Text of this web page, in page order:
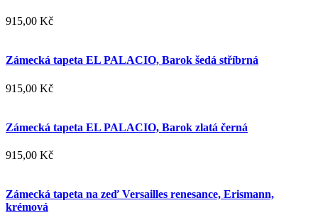
915,00 Kč
Zámecká tapeta EL PALACIO, Barok šedá stříbrná
915,00 Kč
Zámecká tapeta EL PALACIO, Barok zlatá černá
915,00 Kč
Zámecká tapeta na zeď Versailles renesance, Erismann,
krémová